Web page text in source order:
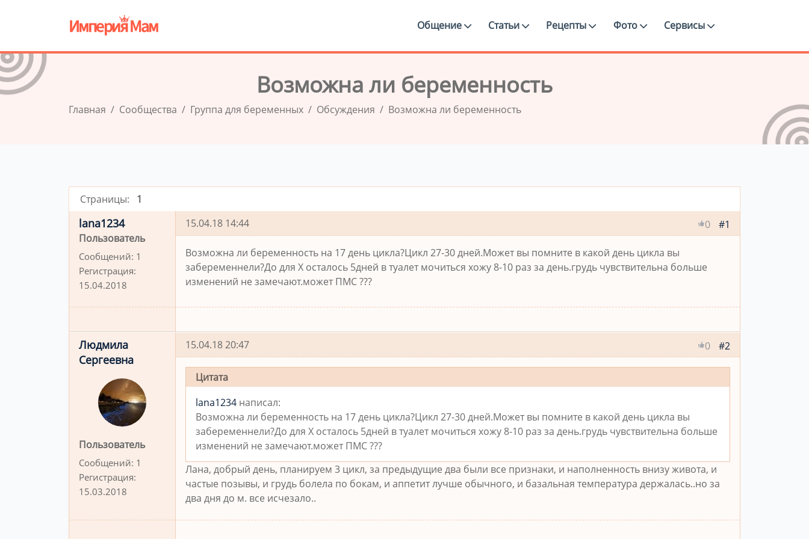
Общение Статьи Рецепты Фото Сервисы
Возможна ли беременность
Главная Сообщества Группа для беременных Обсуждения Возможна ли беременность
Страницы: 1
lana1234
Пользователь
Сообщений: 1
Регистрация:
15.04.2018
#1
0
15.04.18 14:44
Возможна ли беременность на 17 день цикла?Цикл 27-30 дней.Может вы помните в какой день цикла вы
забеременнели?До для Х осталось 5дней в туалет мочиться хожу 8-10 раз за день.грудь чувствительна больше
изменений не замечают.может ПМС ???
Людмила
Сергеевна
Пользователь
Сообщений: 1
Регистрация:
15.03.2018
#2
0
15.04.18 20:47
Цитата
lana1234 написал:
Возможна ли беременность на 17 день цикла?Цикл 27-30 дней.Может вы помните в какой день цикла вы
забеременнели?До для Х осталось 5дней в туалет мочиться хожу 8-10 раз за день.грудь чувствительна больше
изменений не замечают.может ПМС ???
Лана, добрый день, планируем 3 цикл, за предыдущие два были все признаки, и наполненность внизу живота, и
частые позывы, и грудь болела по бокам, и аппетит лучше обычного, и базальная температура держалась..но за
два дня до м. все исчезало..